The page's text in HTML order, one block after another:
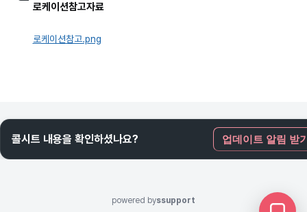
로케이션참고자료
로케이션참고.png
콜시트 내용을 확인하셨나요? 업데이트 알림 받
powered byssupport